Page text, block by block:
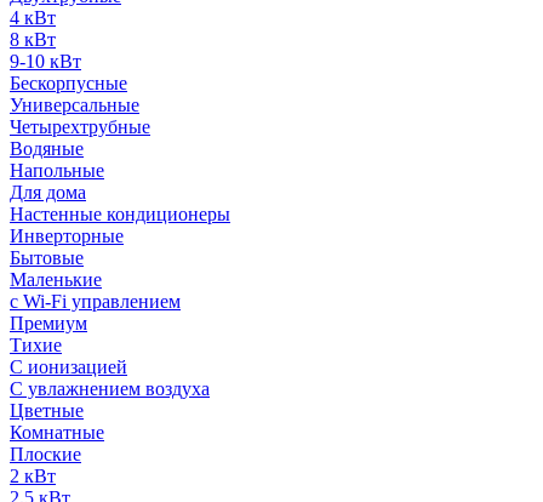
4 кВт
8 кВт
9-10 кВт
Бескорпусные
Универсальные
Четырехтрубные
Водяные
Напольные
Для дома
Настенные кондиционеры
Инверторные
Бытовые
Маленькие
с Wi-Fi управлением
Премиум
Тихие
С ионизацией
С увлажнением воздуха
Цветные
Комнатные
Плоские
2 кВт
2,5 кВт